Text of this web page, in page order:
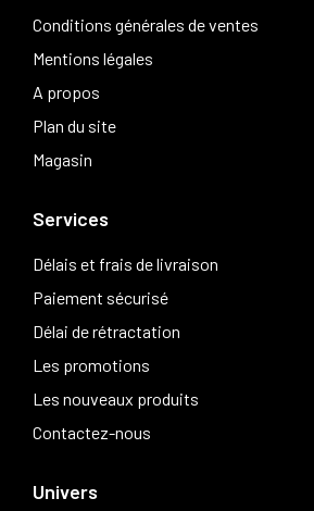
Conditions générales de ventes
Mentions légales
A propos
Plan du site
Magasin
Services
Délais et frais de livraison
Paiement sécurisé
Délai de rétractation
Les promotions
Les nouveaux produits
Contactez-nous
Univers